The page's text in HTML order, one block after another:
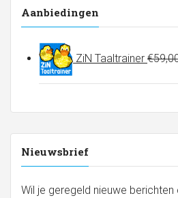
Aanbiedingen
ZiN Taaltrainer €
Nieuwsbrief
Wil je geregeld nieuwe berichten